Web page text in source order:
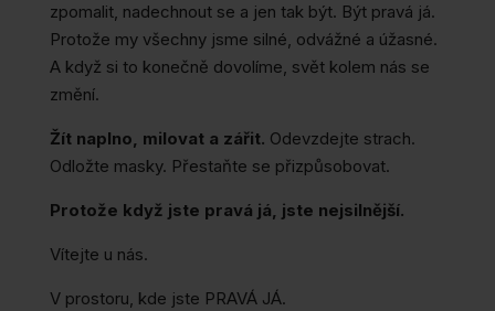
zpomalit, nadechnout se a jen tak být. Být pravá já.
Protože my všechny jsme silné, odvážné a úžasné.
A když si to konečně dovolíme, svět kolem nás se
změní.
Žít naplno, milovat a zářit. Odevzdejte strach.
Odložte masky. Přestaňte se přizpůsobovat.
Protože když jste pravá já, jste nejsilnější.
Vítejte u nás.
V prostoru, kde jste PRAVÁ JÁ.